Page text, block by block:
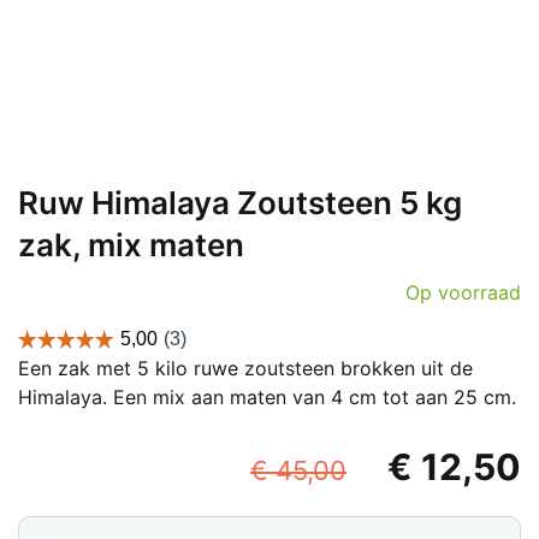
Ruw Himalaya Zoutsteen 5 kg
zak, mix maten
Op voorraad
Een zak met 5 kilo ruwe zoutsteen brokken uit de
Himalaya. Een mix aan maten van 4 cm tot aan 25 cm.
€45,00 € 12,50
Ruw